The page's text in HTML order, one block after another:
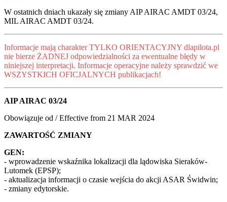
W ostatnich dniach ukazały się zmiany AIP AIRAC AMDT 03/24,
MIL AIRAC AMDT 03/24.
Informacje mają charakter TYLKO ORIENTACYJNY dlapilota.pl
nie bierze ŻADNEJ odpowiedzialności za ewentualne błędy w
niniejszej interpretacji. Informacje operacyjne należy sprawdzić we
WSZYSTKICH OFICJALNYCH publikacjach!
AIP AIRAC 03/24
Obowiązuje od / Effective from 21 MAR 2024
ZAWARTOŚĆ ZMIANY
GEN:
- wprowadzenie wskaźnika lokalizacji dla lądowiska Sieraków-
Lutomek (EPSP);
- aktualizacja informacji o czasie wejścia do akcji ASAR Świdwin;
- zmiany edytorskie.